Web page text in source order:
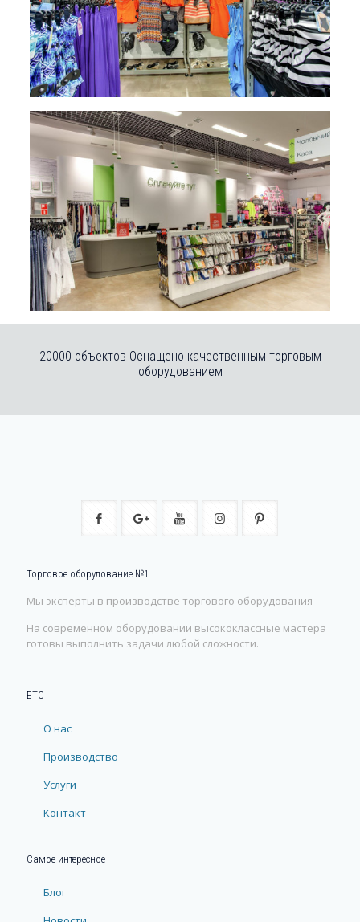
20000 объектов Оснащено качественным торговым
оборудованием
Торговое оборудование №1
Мы эксперты в производстве торгового оборудования
На современном оборудовании высококлассные мастера
готовы выполнить задачи любой сложности.
ЕТС
О нас
Производство
Услуги
Контакт
Самое интересное
Блог